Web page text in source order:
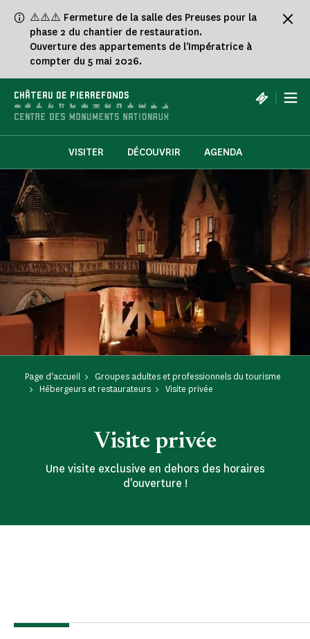
⚠️⚠️⚠️ Fermeture de la salle des Preuses pour la
phase 2 du chantier de restauration.
Ouverture des appartements de l'Impératrice à
compter du 5 mai 2026.
CHÂTEAU DE PIERREFONDS |
VISITER DÉCOUVRIR AGENDA
Page d'accueil
Groupes adultes et professionnels du tourisme
Hébergeurs et restaurateurs
Visite privée
Visite privée
Une visite exclusive en dehors des horaires
d'ouverture !